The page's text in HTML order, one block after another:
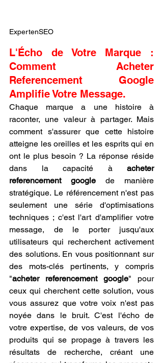
ExpertenSEO
L'Écho de Votre Marque :
Comment Acheter
Referencement Google
Amplifie Votre Message.
Chaque marque a une histoire à
raconter, une valeur à partager. Mais
comment s'assurer que cette histoire
atteigne les oreilles et les esprits qui en
ont le plus besoin ? La réponse réside
dans la capacité à acheter
referencement google de manière
stratégique. Le référencement n'est pas
seulement une série d'optimisations
techniques ; c'est l'art d'amplifier votre
message, de le porter jusqu'aux
utilisateurs qui recherchent activement
des solutions. En vous positionnant sur
des mots-clés pertinents, y compris
"acheter referencement google" pour
ceux qui cherchent cette solution, vous
vous assurez que votre voix n'est pas
noyée dans le bruit. C'est l'écho de
votre expertise, de vos valeurs, de vos
produits qui se propage à travers les
résultats de recherche, créant une